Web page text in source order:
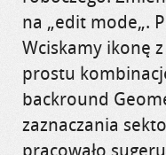
na „edit mode„.
Wciskamy ikonę
prostu
backround
zaznaczania
pracowało